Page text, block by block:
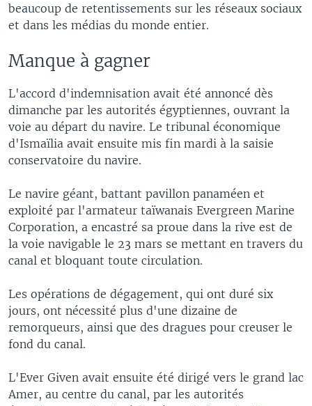
beaucoup de retentissements sur les réseaux sociaux
et dans les médias du monde entier.
Manque à gagner
L'accord d'indemnisation avait été annoncé dès
dimanche par les autorités égyptiennes, ouvrant la
voie au départ du navire. Le tribunal économique
d'Ismaïlia avait ensuite mis fin mardi à la saisie
conservatoire du navire.
Le navire géant, battant pavillon panaméen et
exploité par l'armateur taïwanais Evergreen Marine
Corporation, a encastré sa proue dans la rive est de
la voie navigable le 23 mars se mettant en travers du
canal et bloquant toute circulation.
Les opérations de dégagement, qui ont duré six
jours, ont nécessité plus d'une dizaine de
remorqueurs, ainsi que des dragues pour creuser le
fond du canal.
L'Ever Given avait ensuite été dirigé vers le grand lac
Amer, au centre du canal, par les autorités